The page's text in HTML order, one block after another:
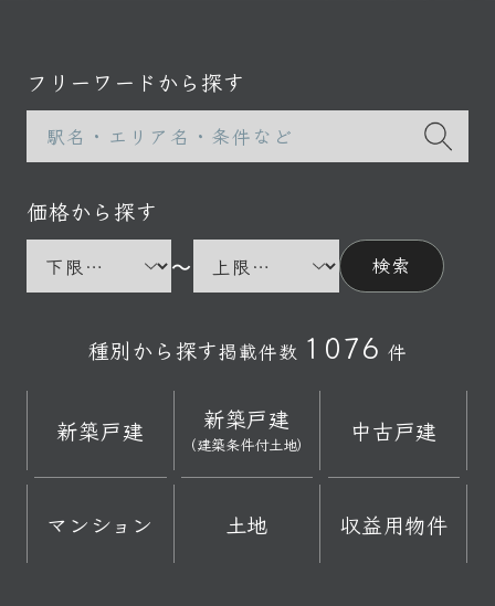
フリーワードから探す
価格から探す
～ 検索
種別から探す掲載件数 1076 件
新築戸建 新築戸建
（建築条件付土地） 中古戸建
マンション 土地 収益用物件